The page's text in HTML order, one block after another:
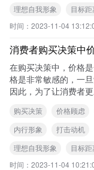
理想自我形象
目标距
时间： 2023-11-04
消费者购买决策中
在购买决策中，价格
格是非常敏感的，一
因此，为了让消费者
购买决策 价格顾虑
内行形象
打击动机
理想自我形象
目标距
时间： 2023-11-04